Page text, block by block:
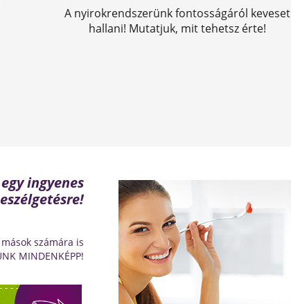
A nyirokrendszerünk fontosságáról keveset
hallani! Mutatjuk, mit tehetsz érte!
ingyenes
számára is
MINDENKÉPP!